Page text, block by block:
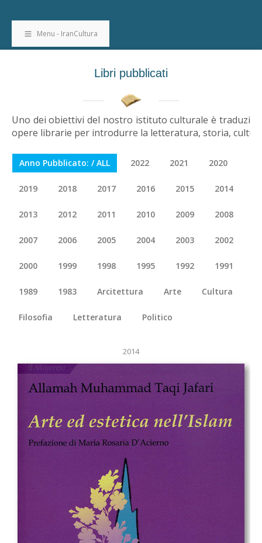
Menu - IranCultura
Libri pubblicati
Uno dei obiettivi del nostro istituto culturale è
opere librarie per introdurre la letteratura, storia,
Anno Pubblicato: / ALL 2022 2021 2020
2019 2018 2017 2016 2015 2014
2013 2012 2011 2010 2009 2008
2007 2006 2005 2004 2003 2002
2000 1999 1998 1995 1992 1991
1989 1983 Arcitettura Arte Cultura
Filosofia Letteratura Politico
2014